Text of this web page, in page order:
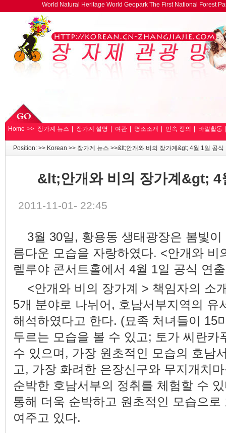
World Natural Heritage World Geopark The First National
Home >> 장가계 뉴스 장가계 설명 여관 명소소개 민속 정의 바깥활동
Position: >> Korean >> 장가계 뉴스 >>&lt;안개와 비의 장가계&gt; 4월 1일 공식
&lt;안개와 비의 장가계&gt; 4
2011-11-01- 22:45
3월 30일, 황용동 생태광장은 봄빛
름다운 모습을 자랑하였다. <안개와 비
렐루야 콘서트홀에서 4월 1일 공식 연
<안개와 비의 장가계 > 책임자의 소
5개 분야로 나뉘어, 호남서부지역의 유
해석하였다고 한다. (묘족 처녀들이 15
두르는 모습을 볼 수 있고; 토가 씨란카
수 있으며, 가장 원초적인 모습의 호남
고, 가장 화려한 은장신구와 무지개치
순박한 호남서부의 정취를 체험할 수
통해 더욱 순박하고 원초적인 모습으
여주고 있다.